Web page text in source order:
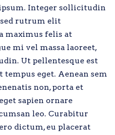
Integer sollicitudin
rutrum elit
maximus felis at
mi vel massa laoreet,
Ut pellentesque est
tempus eget. Aenean sem
non, porta et
sapien ornare
leo. Curabitur
dictum, eu placerat